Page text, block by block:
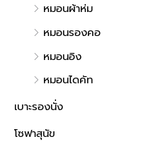
หมอนผ้าห่ม
หมอนรองคอ
หมอนอิง
หมอนไดคัท
เบาะรองนั่ง
โซฟาสุนัข